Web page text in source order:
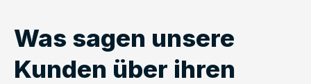
Was sagen unsere
Kunden über ihren